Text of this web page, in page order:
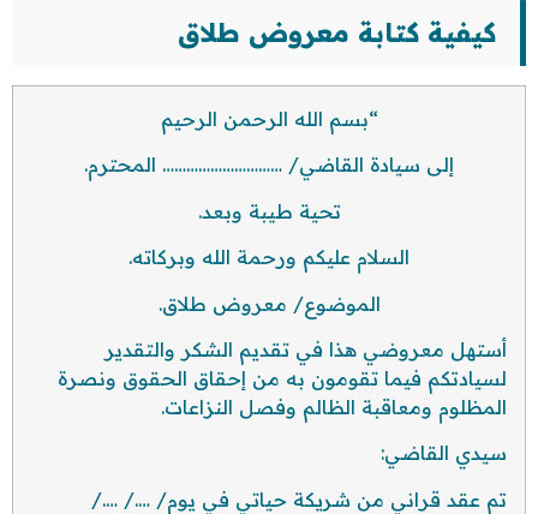
كيفية كتابة معروض طلاق
“بسم الله الرحمن الرحيم
إلى سيادة القاضي/ ………………………… المحترم.
تحية طيبة وبعد.
السلام عليكم ورحمة الله وبركاته.
الموضوع/ معروض طلاق.
أستهل معروضي هذا في تقديم الشكر والتقدير
لسيادتكم فيما تقومون به من إحقاق الحقوق ونصرة
المظلوم ومعاقبة الظالم وفصل النزاعات.
سيدي القاضي:
تم عقد قراني من شريكة حياتي في يوم/ …./ …./